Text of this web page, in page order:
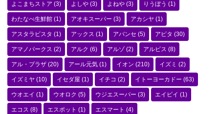
よこまちストア (3) よしや (3) よねや (3) りうぼう (1)
わたなべ生鮮館 (1) アオキスーパー (3) アカシヤ (1)
アスタラビスタ (1) アックス (1) アバンセ (5) アピタ (30)
アマノパークス (2) アルク (6) アルゾ(2) アルビス (8)
アル・プラザ (20) アール元気 (1) イオン (210) イズミ (2)
イズミヤ (10) イセダ屋 (1) イチコ (2) イトーヨーカドー (63)
ウオエイ (1) ウオロク (5) ウジエスーパー (3) エイビイ (1)
エコス (8) エスポット (1) エスマート (4)